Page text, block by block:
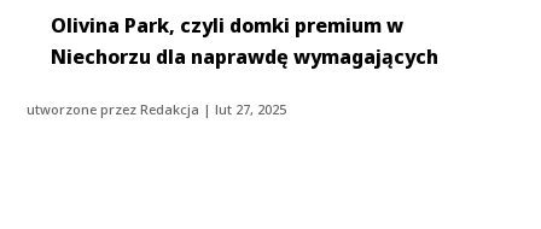
Olivina Park, czyli domki premium w
Niechorzu dla naprawdę wymagających
utworzone przezRedakcja |lut 27, 2025